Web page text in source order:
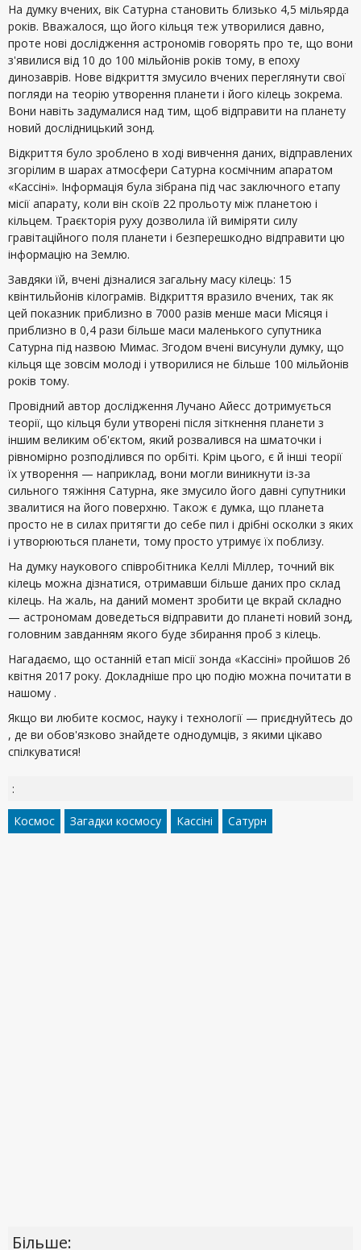
На думку вчених, вік Сатурна становить близько 4,5 мільярда
років. Вважалося, що його кільця теж утворилися давно,
проте нові дослідження астрономів говорять про те, що вони
з'явилися від 10 до 100 мільйонів років тому, в епоху
динозаврів. Нове відкриття змусило вчених переглянути свої
погляди на теорію утворення планети і його кілець зокрема.
Вони навіть задумалися над тим, щоб відправити на планету
новий дослідницький зонд.
Відкриття було зроблено в ході вивчення даних, відправлених
згорілим в шарах атмосфери Сатурна космічним апаратом
«Кассіні». Інформація була зібрана під час заключного етапу
місії апарату, коли він скоїв 22 прольоту між планетою і
кільцем. Траєкторія руху дозволила їй виміряти силу
гравітаційного поля планети і безперешкодно відправити цю
інформацію на Землю.
Завдяки їй, вчені дізналися загальну масу кілець: 15
квінтильйонів кілограмів. Відкриття вразило вчених, так як
цей показник приблизно в 7000 разів менше маси Місяця і
приблизно в 0,4 рази більше маси маленького супутника
Сатурна під назвою Мимас. Згодом вчені висунули думку, що
кільця ще зовсім молоді і утворилися не більше 100 мільйонів
років тому.
Провідний автор дослідження Лучано Айесс дотримується
теорії, що кільця були утворені після зіткнення планети з
іншим великим об'єктом, який розвалився на шматочки і
рівномірно розподілився по орбіті. Крім цього, є й інші теорії
їх утворення — наприклад, вони могли виникнути із-за
сильного тяжіння Сатурна, яке змусило його давні супутники
звалитися на його поверхню. Також є думка, що планета
просто не в силах притягти до себе пил і дрібні осколки з яких
і утворюються планети, тому просто утримує їх поблизу.
На думку наукового співробітника Келлі Міллер, точний вік
кілець можна дізнатися, отримавши більше даних про склад
кілець. На жаль, на даний момент зробити це вкрай складно
— астрономам доведеться відправити до планеті новий зонд,
головним завданням якого буде збирання проб з кілець.
Нагадаємо, що останній етап місії зонда «Кассіні» пройшов 26
квітня 2017 року. Докладніше про цю подію можна почитати в
нашому .
Якщо ви любите космос, науку і технології — приєднуйтесь до
, де ви обов'язково знайдете однодумців, з якими цікаво
спілкуватися!
:
Космос Загадки космосу Кассіні Сатурн
Більше: